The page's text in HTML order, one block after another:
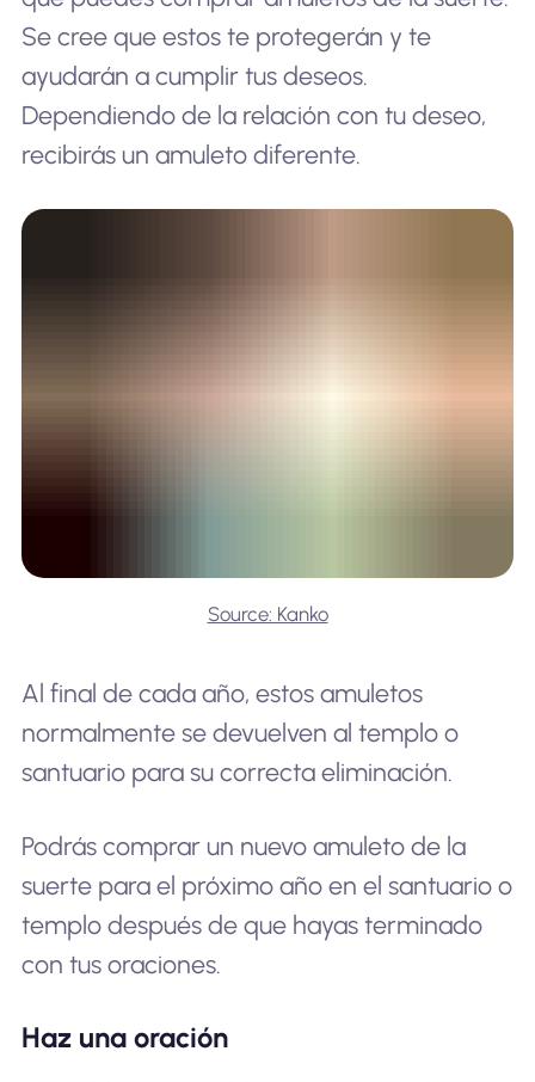
Se cree que estos te protegerán y te
ayudarán a cumplir tus deseos.
Dependiendo de la relación con tu deseo,
recibirás un amuleto diferente.
Source: Kanko
Al final de cada año, estos amuletos
normalmente se devuelven al templo o
santuario para su correcta eliminación.
Podrás comprar un nuevo amuleto de la
suerte para el próximo año en el santuario o
templo después de que hayas terminado
con tus oraciones.
Haz una oración